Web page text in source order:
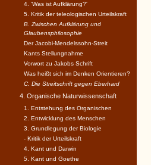
4. 'Was ist Aufklärung?'
5. Kritik der teleologischen Urteilskraft
B. Zwischen Aufklärung und
Glaubensphilosophie
Der Jacobi-Mendelssohn-Streit
Kants Stellungnahme
Vorwort zu Jakobs Schrift
Was heißt sich im Denken Orientieren?
C. Die Streitschrift gegen Eberhard
4. Organische Naturwissenschaft
1. Entstehung des Organischen
2. Entwicklung des Menschen
3. Grundlegung der Biologie
- Kritik der Urteilskraft
4. Kant und Darwin
5. Kant und Goethe